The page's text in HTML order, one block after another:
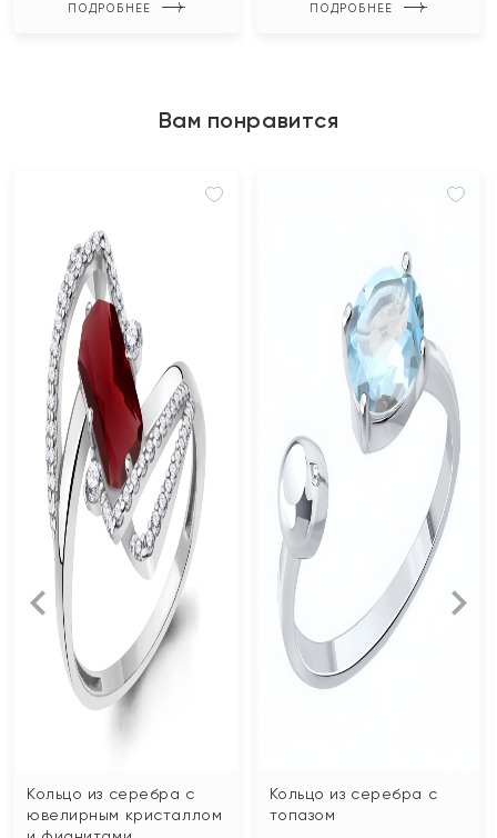
ПОДРОБНЕЕ ПОДРОБНЕЕ
Вам понравится
Кольцо из серебра с
ювелирным кристаллом
Кольцо из серебра с
топазом